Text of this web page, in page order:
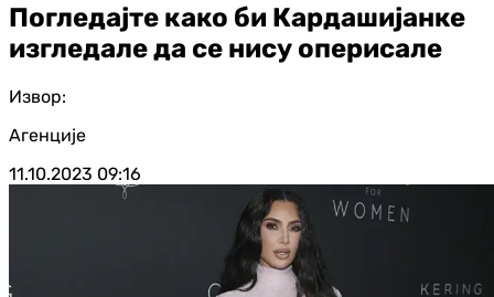
Погледајте како би Кардашијанке
изгледале да се нису оперисале
Извор:
Агенције
11.10.2023 09:16